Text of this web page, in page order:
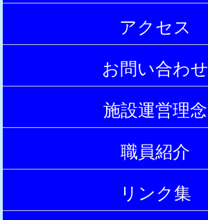
アクセス
お問い合わせ
施設運営理念
職員紹介
リンク集